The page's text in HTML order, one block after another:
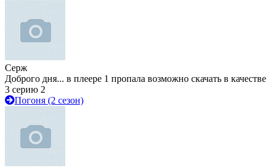
Серж
Доброго дня... в плеере 1 пропала возможно скачать в качестве
3 серию 2
Погоня (2 сезон)